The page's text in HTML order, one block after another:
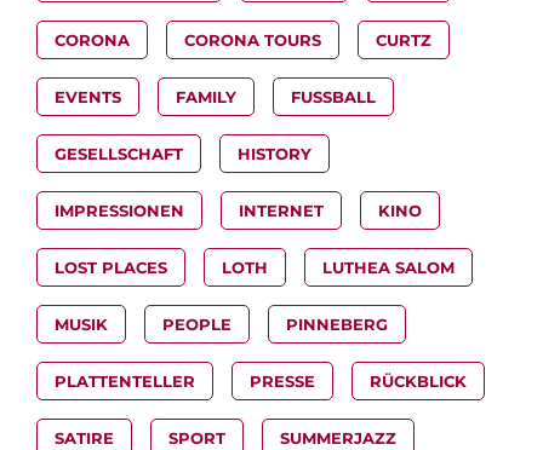
CORONA CORONA TOURS CURTZ
EVENTS FAMILY FUSSBALL
GESELLSCHAFT HISTORY
IMPRESSIONEN INTERNET KINO
LOST PLACES LOTH LUTHEA SALOM
MUSIK PEOPLE PINNEBERG
PLATTENTELLER PRESSE RÜCKBLICK
SATIRE SPORT SUMMERJAZZ